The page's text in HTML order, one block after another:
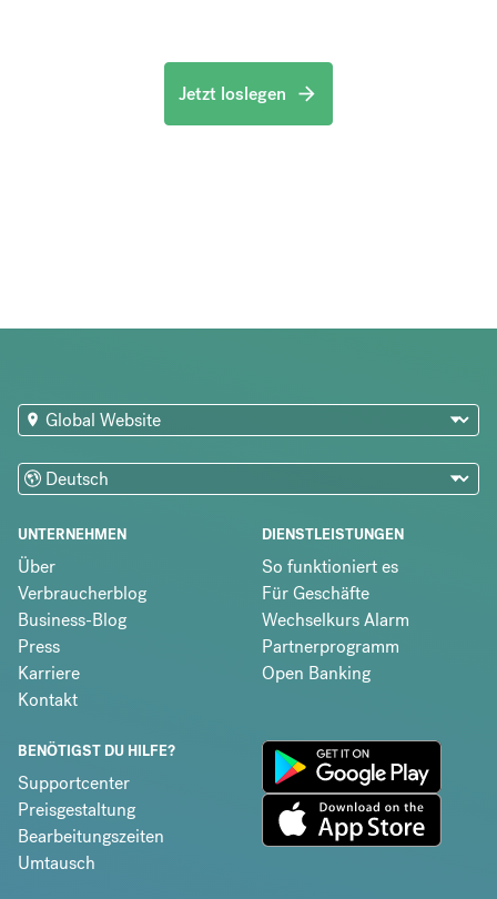
Jetzt loslegen
UNTERNEHMEN
Über
Verbraucherblog
Business-Blog
Press
Karriere
Kontakt
DIENSTLEISTUNGEN
So funktioniert es
Für Geschäfte
Wechselkurs Alarm
Partnerprogramm
Open Banking
BENÖTIGST DU HILFE?
Supportcenter
Preisgestaltung
Bearbeitungszeiten
Umtausch